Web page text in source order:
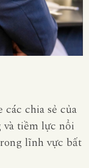
chia sẻ của
tiềm lực nổi
lĩnh vực bất